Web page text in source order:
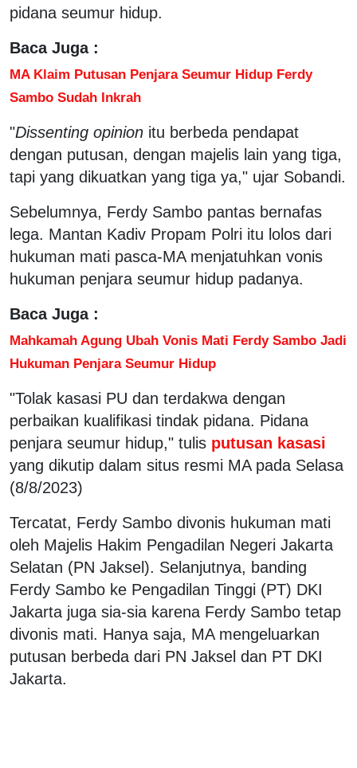
pidana seumur hidup.
Baca Juga :
MA Klaim Putusan Penjara Seumur Hidup Ferdy
Sambo Sudah Inkrah
"Dissenting opinion itu berbeda pendapat
dengan putusan, dengan majelis lain yang tiga,
tapi yang dikuatkan yang tiga ya," ujar Sobandi.
Sebelumnya, Ferdy Sambo pantas bernafas
lega. Mantan Kadiv Propam Polri itu lolos dari
hukuman mati pasca-MA menjatuhkan vonis
hukuman penjara seumur hidup padanya.
Baca Juga :
Mahkamah Agung Ubah Vonis Mati Ferdy Sambo Jadi
Hukuman Penjara Seumur Hidup
"Tolak kasasi PU dan terdakwa dengan
perbaikan kualifikasi tindak pidana. Pidana
penjara seumur hidup," tulis putusan kasasi
yang dikutip dalam situs resmi MA pada Selasa
(8/8/2023)
Tercatat, Ferdy Sambo divonis hukuman mati
oleh Majelis Hakim Pengadilan Negeri Jakarta
Selatan (PN Jaksel). Selanjutnya, banding
Ferdy Sambo ke Pengadilan Tinggi (PT) DKI
Jakarta juga sia-sia karena Ferdy Sambo tetap
divonis mati. Hanya saja, MA mengeluarkan
putusan berbeda dari PN Jaksel dan PT DKI
Jakarta.